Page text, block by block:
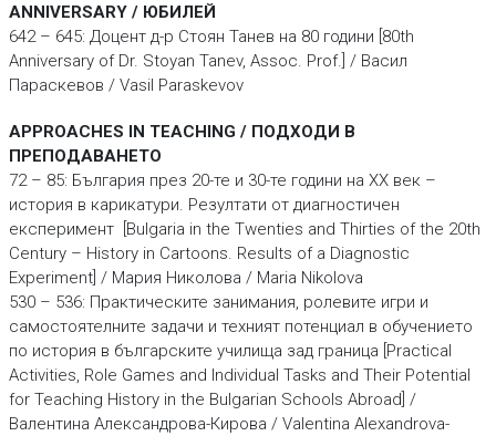
ANNIVERSARY / ЮБИЛЕЙ
642 – 645: Доцент д-р Стоян Танев на 80 години [80th
Anniversary of Dr. Stoyan Tanev, Assoc. Prof.] / Васил
Параскевов / Vasil Paraskevov
APPROACHES IN TEACHING / ПОДХОДИ В
ПРЕПОДАВАНЕТО
72 – 85: България през 20-те и 30-те години на ХХ век –
история в карикатури. Резултати от диагностичен
експеримент [Bulgaria in the Twenties and Thirties of the 20th
Century – History in Cartoons. Results of a Diagnostic
Experiment] / Мария Николова / Maria Nikolova
530 – 536: Практическите занимания, ролевите игри и
самостоятелните задачи и техният потенциал в обучението
по история в българските училища зад граница [Practical
Activities, Role Games and Individual Tasks and Their Potential
for Teaching History in the Bulgarian Schools Abroad] /
Валентина Александрова-Кирова / Valentina Alexandrova-